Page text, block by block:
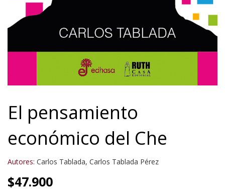
El pensamiento
económico del Che
Autores: Carlos Tablada, Carlos Tablada Pérez
$47.900